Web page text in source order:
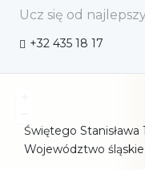
Ucz się od
+32 435 18 17
Świętego Stanisława
Województwo śląskie